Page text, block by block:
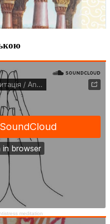
meditation